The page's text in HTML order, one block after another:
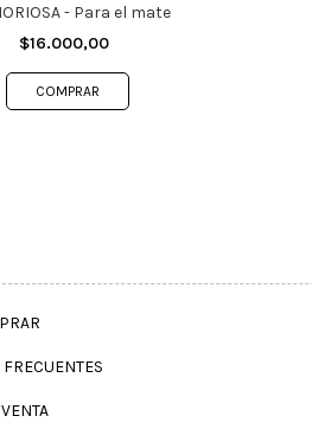
- Para el mate
$16.000,00